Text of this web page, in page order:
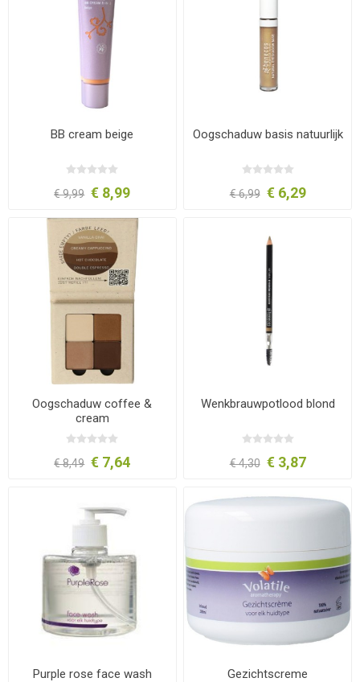
BB cream beige
€ 9,99 € 8,99
Oogschaduw basis natuurlijk
€ 6,99 € 6,29
Oogschaduw coffee &
cream
€ 8,49 € 7,64
Wenkbrauwpotlood blond
€ 4,30 € 3,87
Purple rose face wash Gezichtscreme